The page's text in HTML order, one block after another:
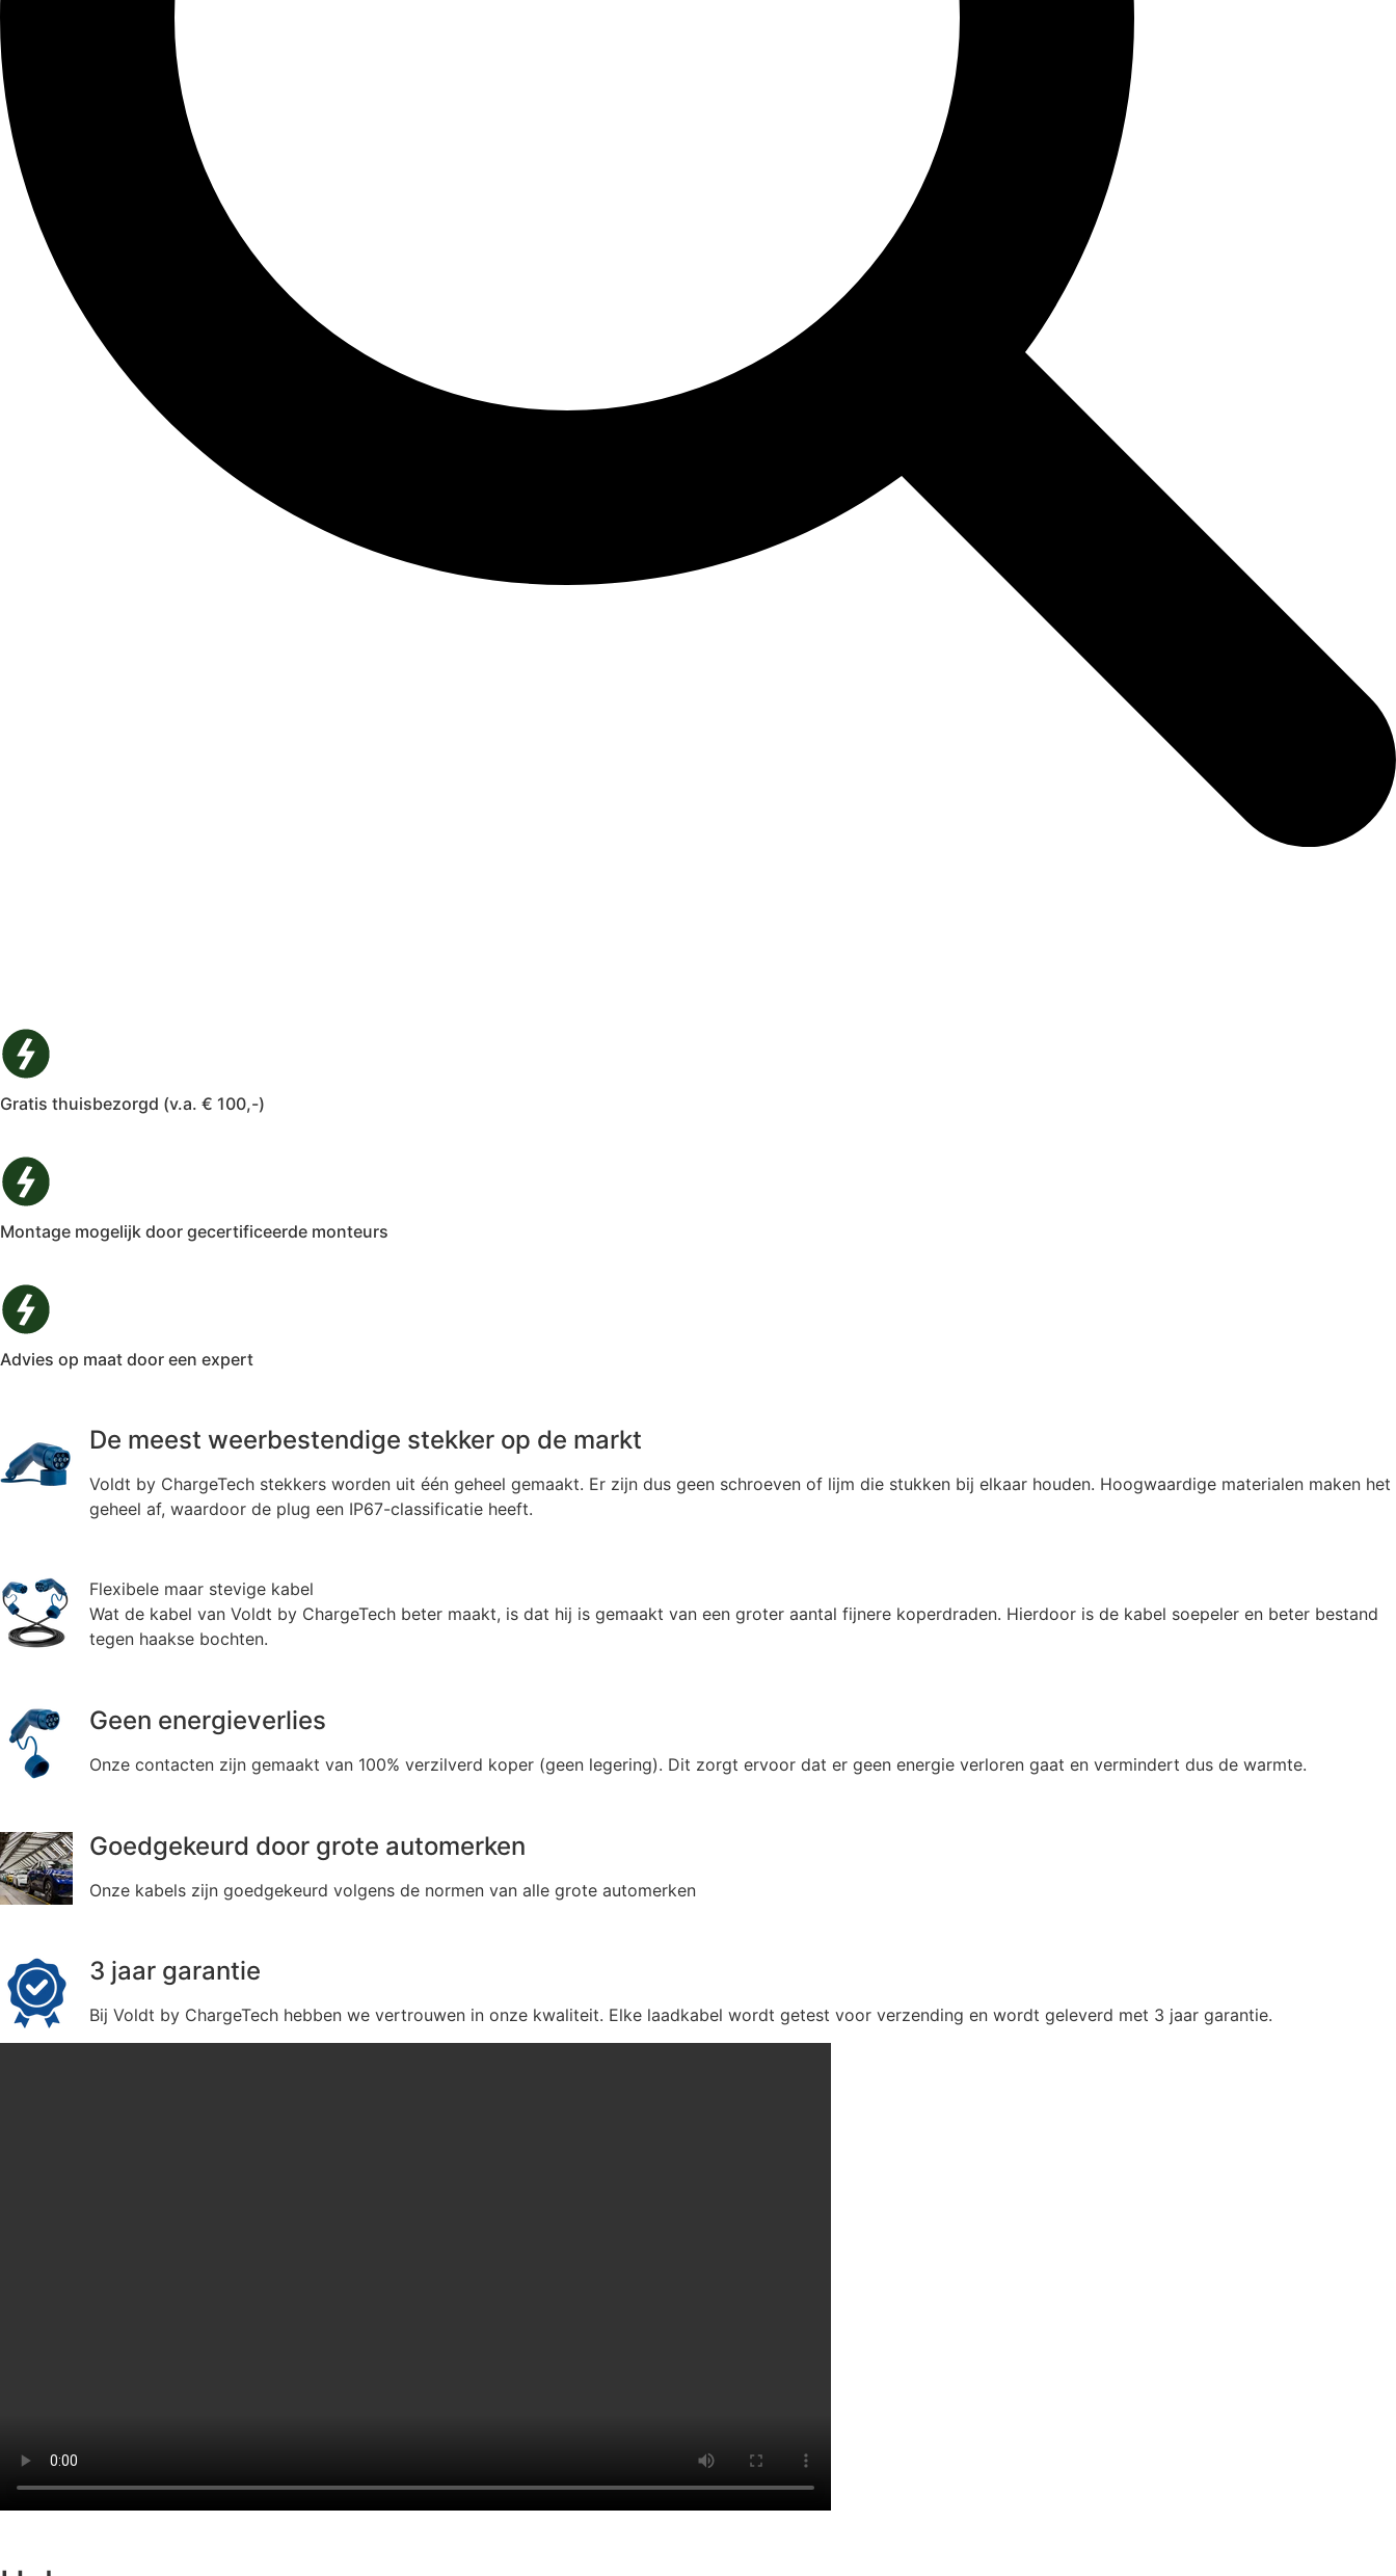
Gratis thuisbezorgd (v.a. € 100,-)
Montage mogelijk door gecertificeerde monteurs
Advies op maat door een expert
De meest weerbestendige stekker op de markt
Voldt by ChargeTech stekkers worden uit één geheel gemaakt. Er zijn dus geen schroeven of lijm die stukken bij elkaar houden. Hoogwaardige materialen maken het
geheel af, waardoor de plug een IP67-classificatie heeft.
Flexibele maar stevige kabel
Wat de kabel van Voldt by ChargeTech beter maakt, is dat hij is gemaakt van een groter aantal fijnere koperdraden. Hierdoor is de kabel soepeler en beter bestand
tegen haakse bochten.
Geen energieverlies
Onze contacten zijn gemaakt van 100% verzilverd koper (geen legering). Dit zorgt ervoor dat er geen energie verloren gaat en vermindert dus de warmte.
Goedgekeurd door grote automerken
Onze kabels zijn goedgekeurd volgens de normen van alle grote automerken
3 jaar garantie
Bij Voldt by ChargeTech hebben we vertrouwen in onze kwaliteit. Elke laadkabel wordt getest voor verzending en wordt geleverd met 3 jaar garantie.